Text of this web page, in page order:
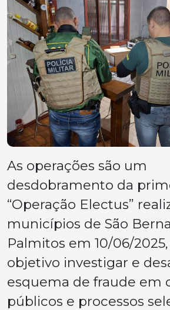
As operações são um
desdobramento da
“Operação Electus”
municípios de São
Palmitos em 10/06/
objetivo investigar e
esquema de fraude em
públicos e processos